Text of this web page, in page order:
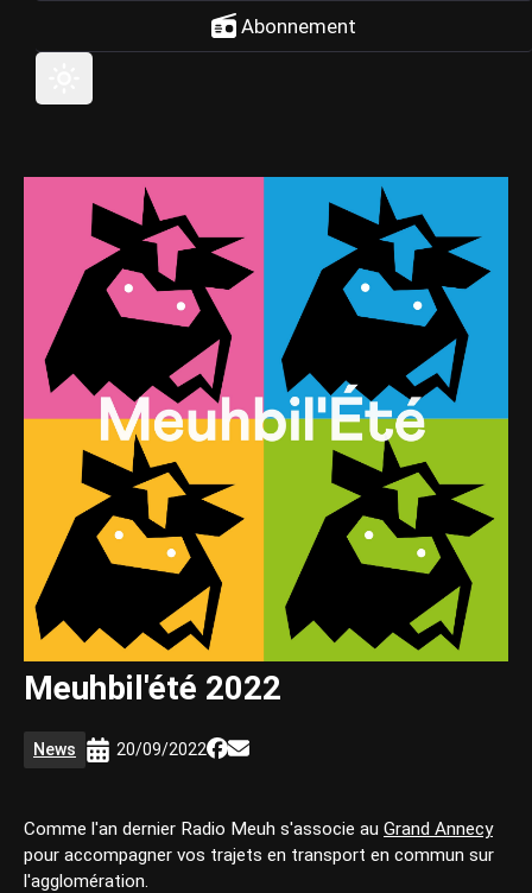
Abonnement
Meuhbil'été 2022
News 20/09/2022
Comme l'an dernier Radio Meuh s'associe au Grand Annecy
pour accompagner vos trajets en transport en commun sur
l'agglomération.